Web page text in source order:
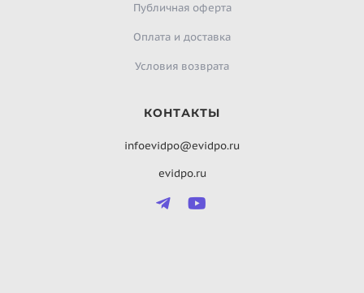
Публичная оферта
Оплата и доставка
Условия возврата
КОНТАКТЫ
infoevidpo@evidpo.ru
evidpo.ru